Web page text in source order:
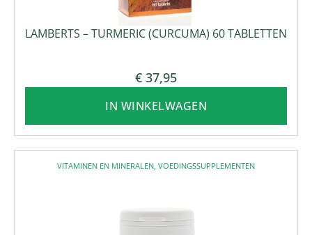
LAMBERTS – TURMERIC (CURCUMA) 60 TABLETTEN
€ 37,95
IN WINKELWAGEN
VITAMINEN EN MINERALEN VOEDINGSSUPPLEMENTEN